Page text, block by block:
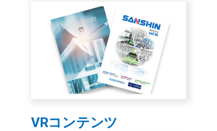
VRコンテンツ